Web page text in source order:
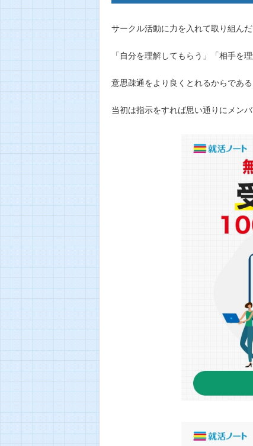
サークル活動に力を入れて取り組んだ
「自分を理解してもらう」「相手を
意思疎通をより良くとれるからである
当初は指示をすれば思い通りにメン